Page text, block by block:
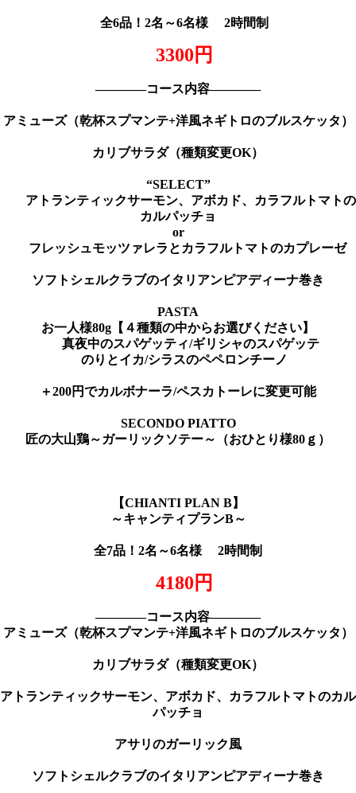
全6品！ 2名～6名様 2時間制
3300 円
――――コース内容――――
アミューズ（乾杯スプマンテ+洋風ネギトロのブルスケッタ）
カリブサラダ（種類変更OK）
“SELECT”
アトランティックサーモン、アボカド、カラフルトマトの
カルパッチョ
or
フレッシュモッツァレラとカラフルトマトのカプレーゼ
ソフトシェルクラブのイタリアンピアディーナ巻き
PASTA
お一人様80g【４種類の中からお選びください】
真夜中のスパゲッティ/ギリシャのスパゲッテ
のりとイカ/シラスのペペロンチーノ
＋200円でカルボナーラ/ペスカトーレに変更可能
SECONDO PIATTO
匠の大山鶏～ガーリックソテー～（おひとり様80ｇ）
【CHIANTI PLAN B】
～キャンティプランB～
全7品！ 2名～6名様 2時間制
4180 円
――――コース内容――――
アミューズ（乾杯スプマンテ+洋風ネギトロのブルスケッタ）
カリブサラダ（種類変更OK）
アトランティックサーモン、アボカド、カラフルトマトのカル
パッチョ
アサリのガーリック風
ソフトシェルクラブのイタリアンピアディーナ巻き